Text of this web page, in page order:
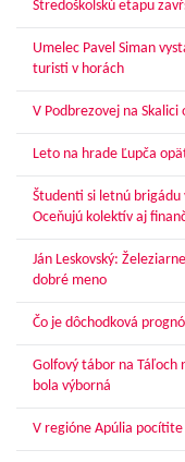
Stredoškolskú etapu
Umelec Pavel Siman
turisti v horách
V Podbrezovej na
Leto na hrade Ľupča
Študenti si letnú brigádu
Oceňujú kolektív aj
Ján Leskovský:
dobré meno
Čo je dôchodková
Golfový tábor na Táľoch
bola výborná
V regióne Apúlia pocítite